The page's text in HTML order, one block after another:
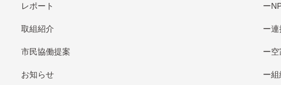
レポート
取組紹介
市⺠協働提案
お知らせ
連
組